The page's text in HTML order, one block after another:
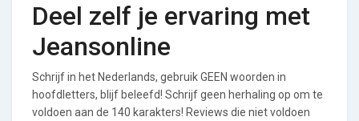
Deel zelf je ervaring met
Jeansonline
Schrijf in het Nederlands, gebruik GEEN woorden in
hoofdletters, blijf beleefd! Schrijf geen herhaling op om te
voldoen aan de 140 karakters! Reviews die niet voldoen